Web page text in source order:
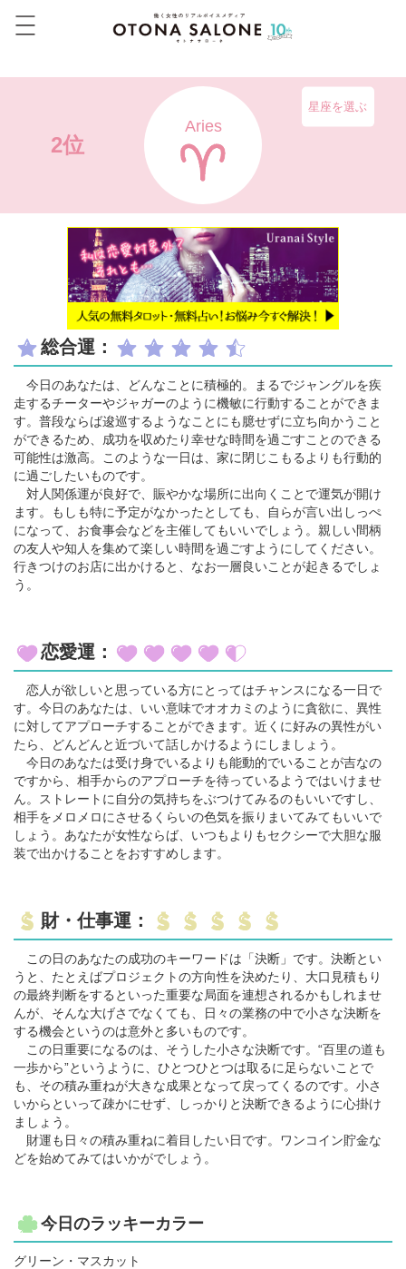
2位
Aries
星座を選ぶ
総合運：
今日のあなたは、どんなことに積極的。まるでジャングルを疾
走するチーターやジャガーのように機敏に行動することができま
す。普段ならば逡巡するようなことにも臆せずに立ち向かうこと
ができるため、成功を収めたり幸せな時間を過ごすことのできる
可能性は激高。このような一日は、家に閉じこもるよりも行動的
に過ごしたいものです。
対人関係運が良好で、賑やかな場所に出向くことで運気が開け
ます。もしも特に予定がなかったとしても、自らが言い出しっぺ
になって、お食事会などを主催してもいいでしょう。親しい間柄
の友人や知人を集めて楽しい時間を過ごすようにしてください。
行きつけのお店に出かけると、なお一層良いことが起きるでしょ
う。
恋愛運：
恋人が欲しいと思っている方にとってはチャンスになる一日で
す。今日のあなたは、いい意味でオオカミのように貪欲に、異性
に対してアプローチすることができます。近くに好みの異性がい
たら、どんどんと近づいて話しかけるようにしましょう。
今日のあなたは受け身でいるよりも能動的でいることが吉なの
ですから、相手からのアプローチを待っているようではいけませ
ん。ストレートに自分の気持ちをぶつけてみるのもいいですし、
相手をメロメロにさせるくらいの色気を振りまいてみてもいいで
しょう。あなたが女性ならば、いつもよりもセクシーで大胆な服
装で出かけることをおすすめします。
財・仕事運：
この日のあなたの成功のキーワードは「決断」です。決断とい
うと、たとえばプロジェクトの方向性を決めたり、大口見積もり
の最終判断をするといった重要な局面を連想されるかもしれませ
んが、そんな大げさでなくても、日々の業務の中で小さな決断を
する機会というのは意外と多いものです。
この日重要になるのは、そうした小さな決断です。“百里の道も
一歩から”というように、ひとつひとつは取るに足らないことで
も、その積み重ねが大きな成果となって戻ってくるのです。小さ
いからといって疎かにせず、しっかりと決断できるように心掛け
ましょう。
財運も日々の積み重ねに着目したい日です。ワンコイン貯金な
どを始めてみてはいかがでしょう。
今日のラッキーカラー
グリーン・マスカット